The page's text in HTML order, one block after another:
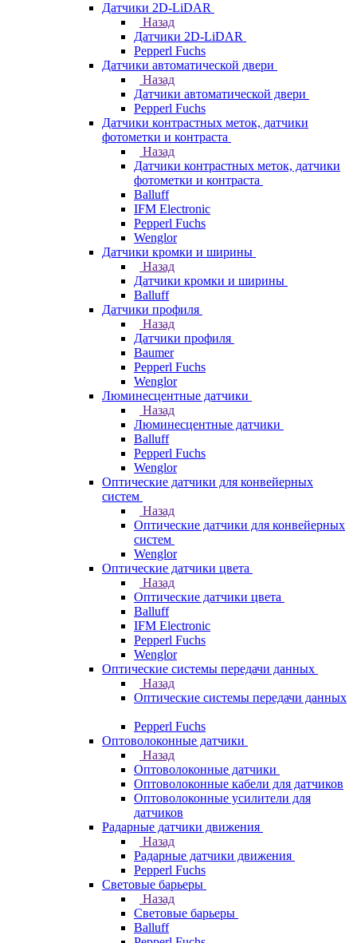
Датчики 2D-LiDAR
Назад
Датчики 2D-LiDAR
Pepperl Fuchs
Датчики автоматической двери
Назад
Датчики автоматической двери
Pepperl Fuchs
Датчики контрастных меток, датчики
фотометки и контраста
Назад
Датчики контрастных меток, датчики
фотометки и контраста
Balluff
IFM Electronic
Pepperl Fuchs
Wenglor
Датчики кромки и ширины
Назад
Датчики кромки и ширины
Balluff
Датчики профиля
Назад
Датчики профиля
Baumer
Pepperl Fuchs
Wenglor
Люминесцентные датчики
Назад
Люминесцентные датчики
Balluff
Pepperl Fuchs
Wenglor
Оптические датчики для конвейерных
систем
Назад
Оптические датчики для конвейерных
систем
Wenglor
Оптические датчики цвета
Назад
Оптические датчики цвета
Balluff
IFM Electronic
Pepperl Fuchs
Wenglor
Оптические системы передачи данных
Назад
Оптические системы передачи данных
Pepperl Fuchs
Оптоволоконные датчики
Назад
Оптоволоконные датчики
Оптоволоконные кабели для датчиков
Оптоволоконные усилители для
датчиков
Радарные датчики движения
Назад
Радарные датчики движения
Pepperl Fuchs
Световые барьеры
Назад
Световые барьеры
Balluff